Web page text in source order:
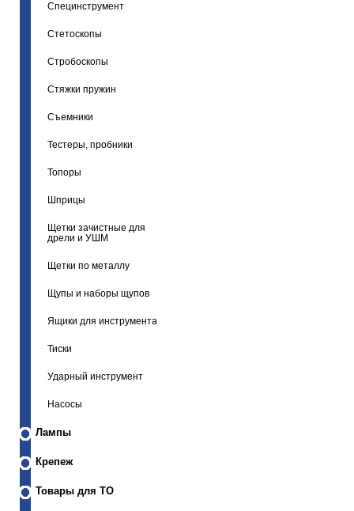
Специнструмент
Стетоскопы
Стробоскопы
Стяжки пружин
Съемники
Тестеры, пробники
Топоры
Шприцы
Щетки зачистные для
дрели и УШМ
Щетки по металлу
Щупы и наборы щупов
Ящики для инструмента
Тиски
Ударный инструмент
Насосы
Лампы
Крепеж
Товары для ТО